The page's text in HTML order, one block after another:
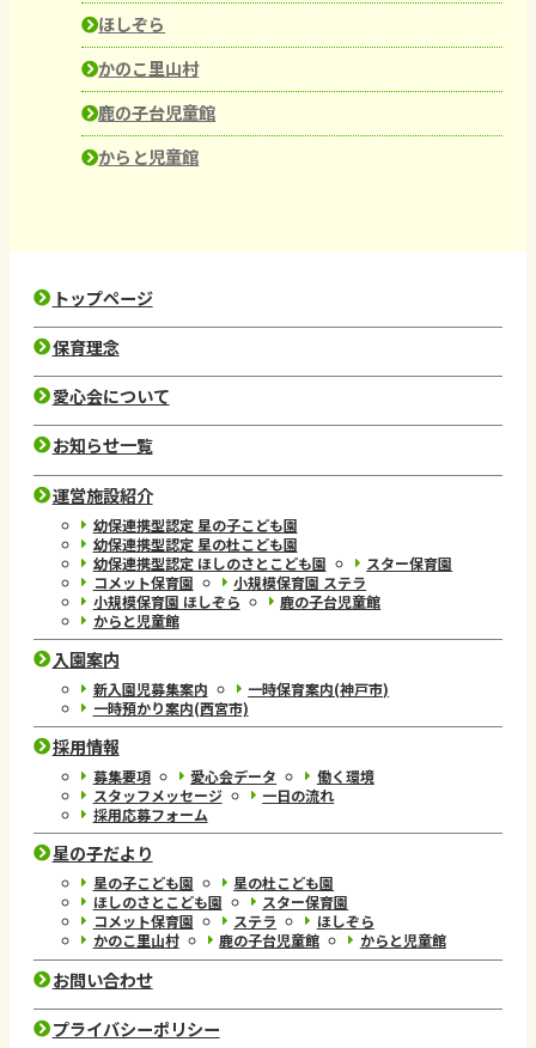
ほしぞら
かのこ里山村
鹿の子台児童館
からと児童館
トップページ
保育理念
愛心会について
お知らせ一覧
運営施設紹介
幼保連携型認定 星の子こども園
幼保連携型認定 星の杜こども園
幼保連携型認定 ほしのさとこども園
スター保育園
コメット保育園
小規模保育園 ステラ
小規模保育園 ほしぞら
鹿の子台児童館
からと児童館
入園案内
新入園児募集案内
一時保育案内(神戸市)
一時預かり案内(西宮市)
採用情報
募集要項 愛心会データ
働く環境
スタッフメッセージ
一日の流れ
採用応募フォーム
星の子だより
星の子こども園
星の杜こども園
ほしのさとこども園
スター保育園
コメット保育園
ステラ
ほしぞら
かのこ里山村
鹿の子台児童館 からと児童館
お問い合わせ
プライバシーポリシー